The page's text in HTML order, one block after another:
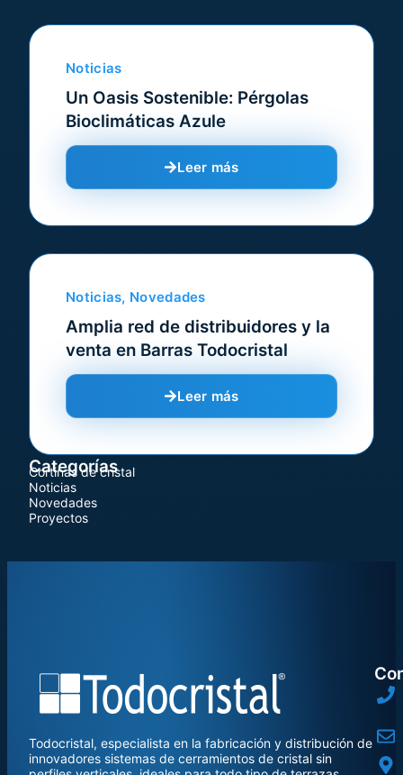
Noticias
Un Oasis Sostenible: Pérgolas
Bioclimáticas Azule
Leer más
Noticias, Novedades
Amplia red de distribuidores y la
venta en Barras Todocristal
Leer más
Categorías
Cortinas de cristal
Noticias
Novedades
Proyectos
Todocristal, especialista en la fabricación y distribución de
innovadores sistemas de cerramientos de cristal sin